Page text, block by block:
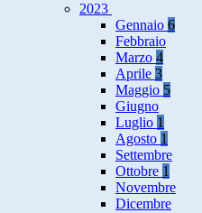
2023
Gennaio 6
Febbraio
Marzo 4
Aprile 3
Maggio 5
Giugno
Luglio 1
Agosto 1
Settembre
Ottobre 1
Novembre
Dicembre